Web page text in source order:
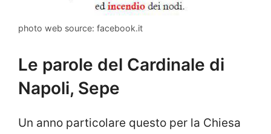
photo web source: facebook.it
Le parole del Cardinale di
Napoli, Sepe
Un anno particolare questo per la Chiesa